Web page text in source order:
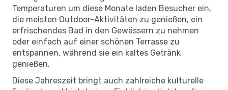
Temperaturen um diese Monate laden Besucher ein,
die meisten Outdoor-Aktivitäten zu genießen, ein
erfrischendes Bad in den Gewässern zu nehmen
oder einfach auf einer schönen Terrasse zu
entspannen, während sie ein kaltes Getränk
genießen.
Diese Jahreszeit bringt auch zahlreiche kulturelle